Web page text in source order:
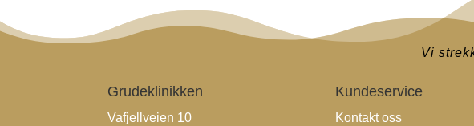
Vi
Grudeklinikken
Vafjellveien 10
Kundeservice
Kontakt oss